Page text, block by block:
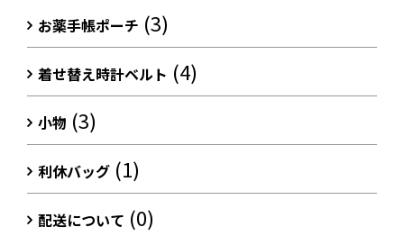
お薬手帳ポーチ (3)
着せ替え時計ベルト (4)
小物 (3)
利休バッグ (1)
配送について (0)